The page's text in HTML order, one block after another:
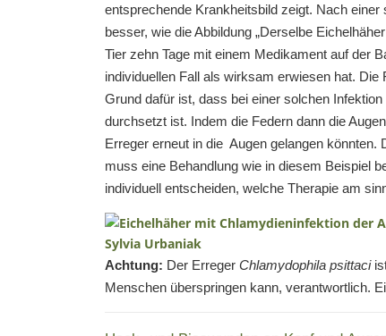
entsprechende Krankheitsbild zeigt. Nach
besser, wie die Abbildung „Derselbe
Tier zehn Tage mit einem Medikament auf der
individuellen Fall als wirksam erwiesen hat.
Grund dafür ist, dass bei einer solchen
durchsetzt ist. Indem die Federn dann die
Erreger erneut in die Augen gelangen
muss eine Behandlung wie in diesem Beispiel
individuell entscheiden, welche Therapie am
Achtung: Der Erreger Chlamydophila psittaci
Menschen überspringen kann, verantwortlich.